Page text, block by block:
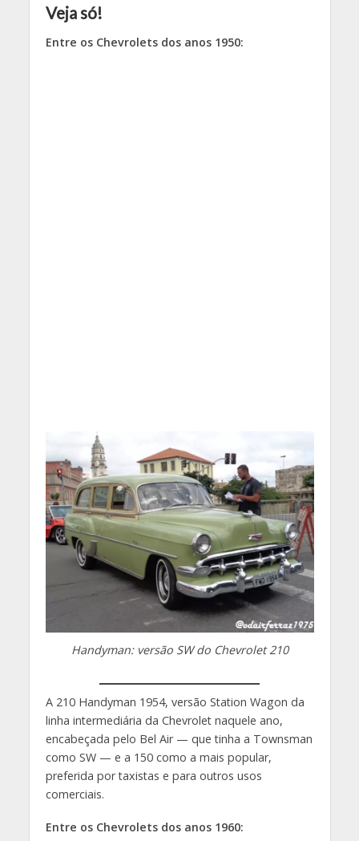
Veja só!
Entre os Chevrolets dos anos 1950:
Handyman: versão SW do Chevrolet 210
A 210 Handyman 1954, versão Station Wagon da
linha intermediária da Chevrolet naquele ano,
encabeçada pelo Bel Air — que tinha a Townsman
como SW — e a 150 como a mais popular,
preferida por taxistas e para outros usos
comerciais.
Entre os Chevrolets dos anos 1960: